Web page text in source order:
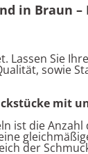
in Braun
Lassen Sie
sowie
mit
ist die
der